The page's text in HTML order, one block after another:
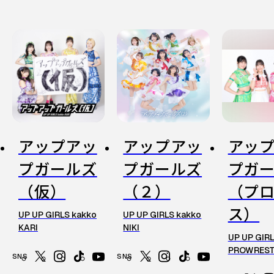
アップアッ
プガールズ
（仮）
UP UP GIRLS kakko
KARI
アップアッ
プガールズ
（２）
UP UP GIRLS kakko
NIKI
アッ
プガ
（プ
ス）
UP UP